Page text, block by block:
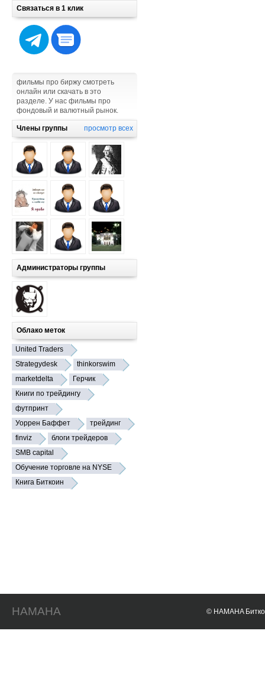
Связаться в 1 клик
фильмы про биржу смотреть
онлайн или скачать в это
разделе. У нас фильмы про
фондовый и валютный рынок.
Члены группы просмотр всех
Администраторы группы
Облако меток
United Traders
Strategydesk
thinkorswim
marketdelta
Герчик
Книги по трейдингу
футпринт
Уоррен Баффет
трейдинг
finviz
блоги трейдеров
SMB capital
Обучение торговле на NYSE
Книга Биткоин
HAMAHA © HAMAHA